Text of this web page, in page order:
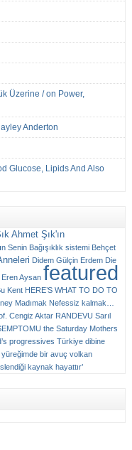
Üzerine / on Power,
Anderton
Glucose, Lipids And Also
Ahmet Şık'ın
Senin Bağışıklık sistemi Behçet
Didem Gülçin Erdem Die
Eren Aysan featured
Kent HERE’S WHAT TO DO TO
Madımak Nefessiz kalmak…
Cengiz Aktar RANDEVU Sarıl
the Saturday Mothers
progressives Türkiye dibine
yüreğimde bir avuç volkan
kaynak hayattır’